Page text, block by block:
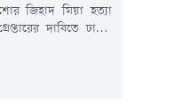
জিহাদ মিয়া হত্যা
দাবিতে ঢাকা-